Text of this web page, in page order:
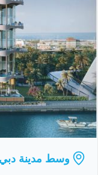
وسط مدينة دبي